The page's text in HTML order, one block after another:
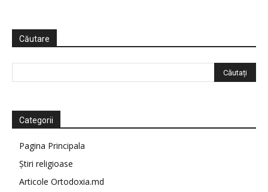
Căutare
Categorii
Pagina Principala
Știri religioase
Articole Ortodoxia.md